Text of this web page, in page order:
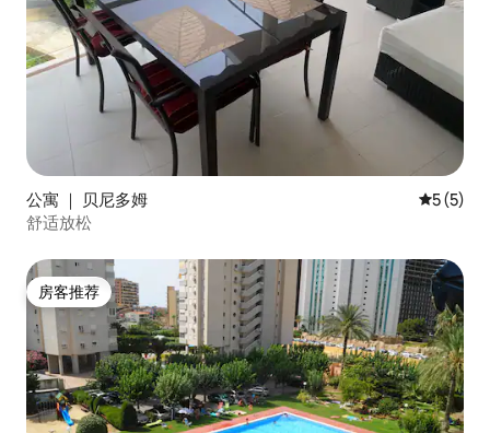
公寓 ｜ 贝尼多姆 平均评分
5 (5)
舒适放松
房客推荐
房客推荐